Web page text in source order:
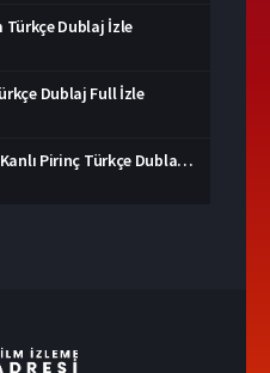
Türkçe Dublaj İzle
Dublaj Full İzle
Yedi Samuray: Kanlı Pirinç Türkçe Dublaj İzle